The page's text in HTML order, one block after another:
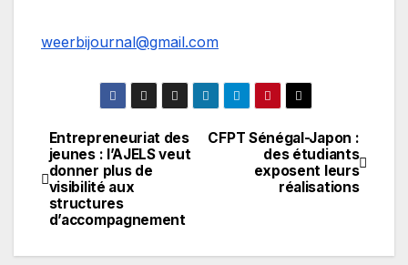
weerbijournal@gmail.com
Navigation
de
l’article
CFPT Sénégal-Japon :
des étudiants
exposent leurs
réalisations
Entrepreneuriat des
jeunes : l’AJELS veut
donner plus de
visibilité aux
structures
d’accompagnement